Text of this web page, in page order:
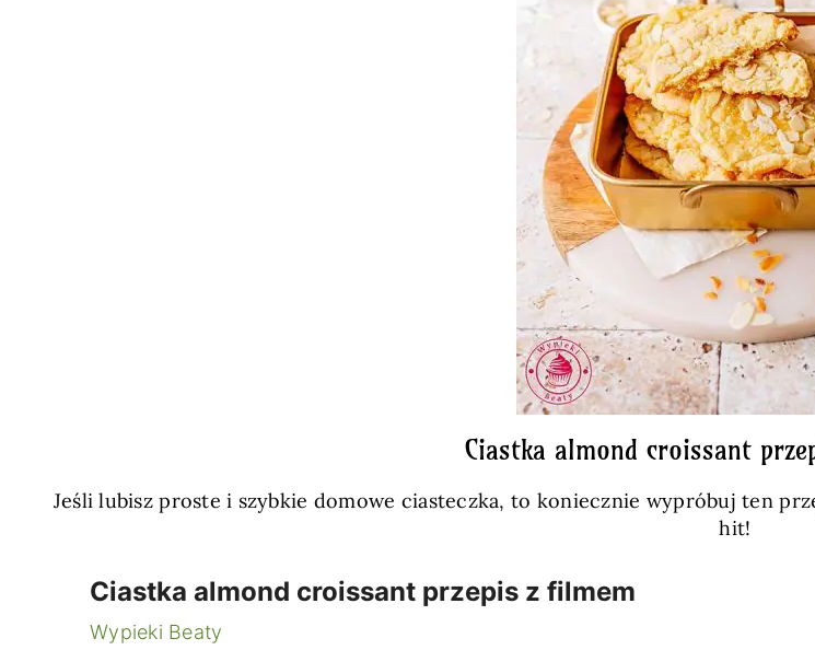
Ciastka almond croissant
Jeśli lubisz proste i szybkie domowe ciasteczka, to koniecznie wypróbuj ten
hit!
Ciastka almond croissant przepis z filmem
Wypieki Beaty